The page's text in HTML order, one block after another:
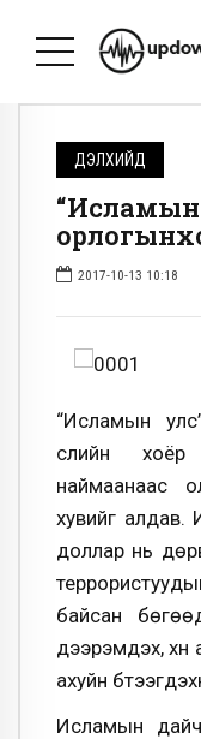
ДЭЛХИЙД
“Исламын
2017-10-13 10:18
“Исламын
сүүлийн
наймаанаас
хувийг алдав.
доллар нь
байсан
дээрэмдэх,
ахуйн
Исламын